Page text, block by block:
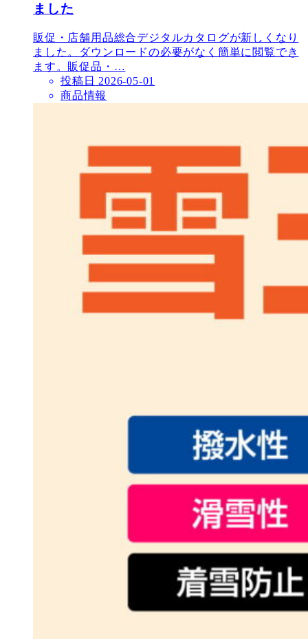
ました
販促・店舗用品総合デジタルカタログが新しくなり
ました。ダウンロードの必要がなく簡単に閲覧でき
ます。販促品・…
投稿日 2026-05-01
商品情報